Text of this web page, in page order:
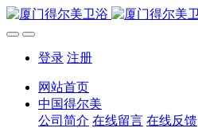
登录 注册
网站首页
中国得尔美
公司简介 在线留言 在线反馈